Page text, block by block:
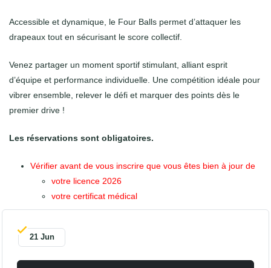
Accessible et dynamique, le Four Balls permet d’attaquer les
drapeaux tout en sécurisant le score collectif.
Venez partager un moment sportif stimulant, alliant esprit
d’équipe et performance individuelle. Une compétition idéale pour
vibrer ensemble, relever le défi et marquer des points dès le
premier drive !
Les réservations sont obligatoires.
Vérifier avant de vous inscrire que vous êtes bien à jour de
votre licence 2026
votre certificat médical
21 Jun